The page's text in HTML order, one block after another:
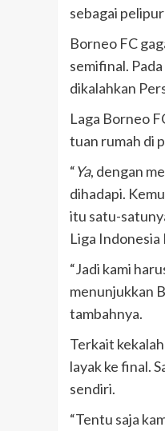
sebagai
Borneo FC
semifinal.
dikalahkan
Laga Borneo
tuan rumah di
“Ya, dengan
dihadapi.
itu satu-
Liga Indonesia
“Jadi kami
menunjukkan
tambahnya.
Terkait
layak ke final.
sendiri.
“Tentu saja